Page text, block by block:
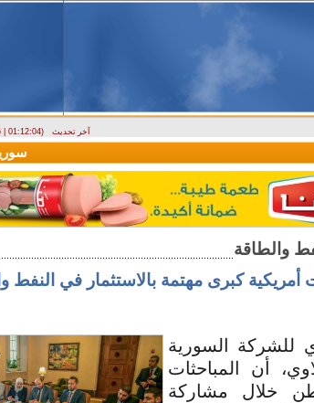
| 01:12:04) آخر تحديث
سوريا
كبرى مهتمة بالاستثمار في النفط
للشركة السورية
أن المباحثات
خلال مشاركة